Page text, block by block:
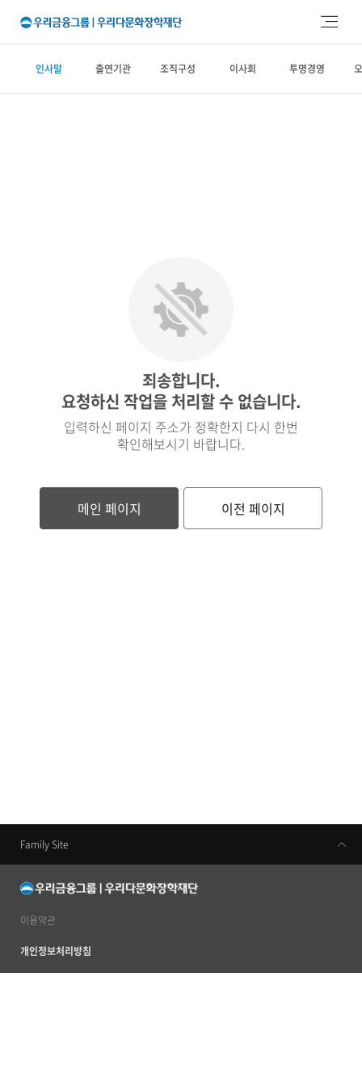
본문 바로가기
주메뉴 바로가기
인사말 출연기관 조직구성 이사회 투명경영
죄송합니다.
요청하신 작업을 처리할 수 없습니다.
입력하신 페이지 주소가 정확한지 다시 한번
확인해보시기 바랍니다.
메인 페이지 이전 페이지
이용약관
개인정보처리방침
Family Site
우리금융지주
우리은행
동양생명
우리카드
우리금융캐피탈